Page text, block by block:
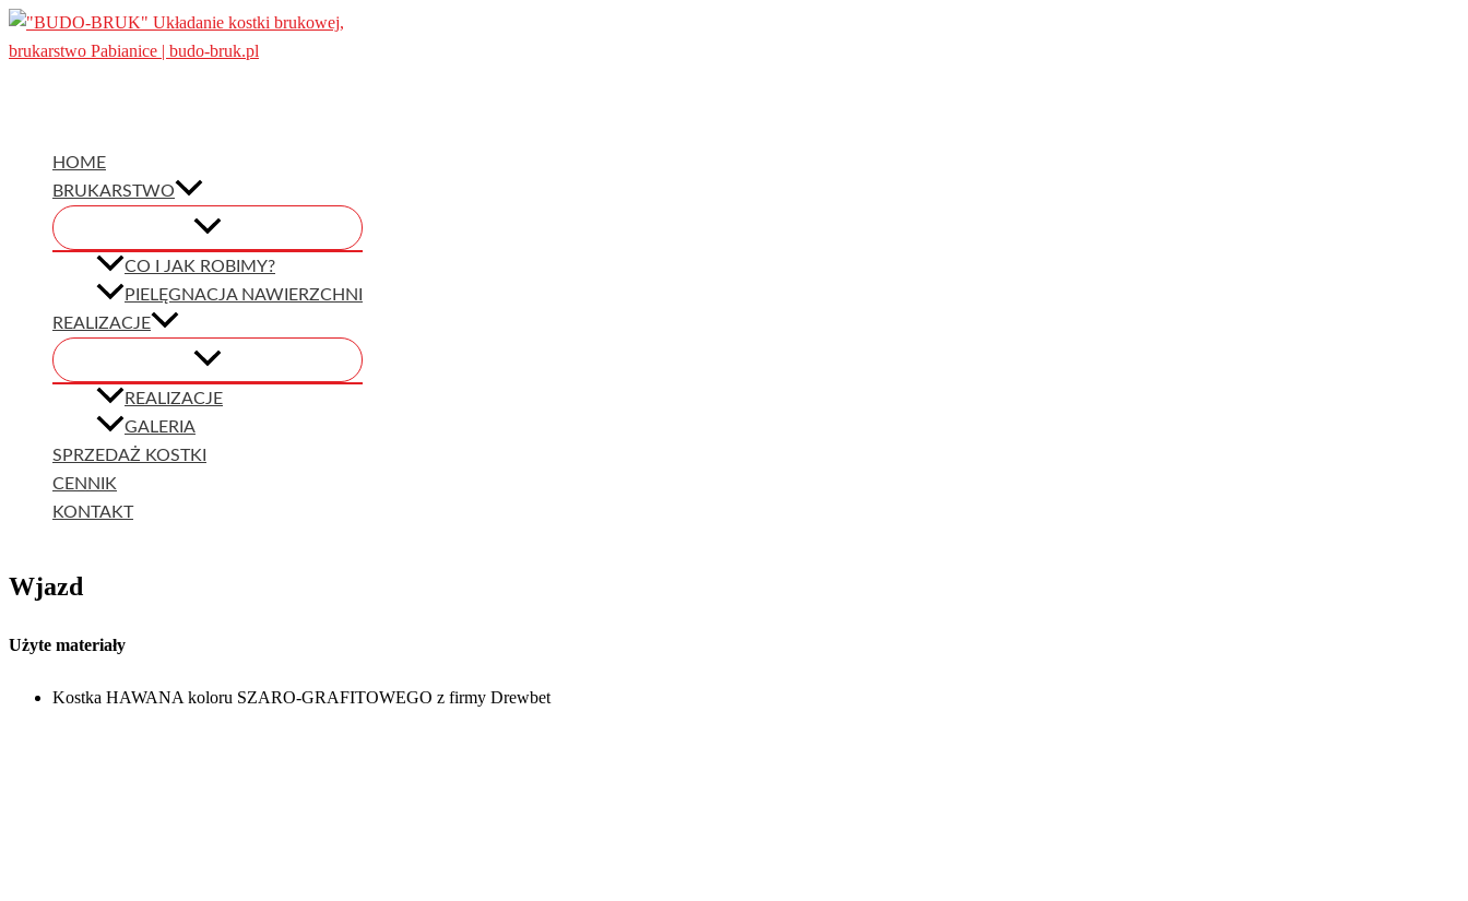
Przejdź
do
HOME
BRUKARSTWO
CO I JAK ROBIMY?
PIELĘGNACJA NAWIERZCHNI
REALIZACJE
REALIZACJE
GALERIA
SPRZEDAŻ KOSTKI
CENNIK
KONTAKT
Wjazd
Użyte materiały
Kostka HAWANA koloru SZARO-GRAFITOWEGO z firmy Drewbet